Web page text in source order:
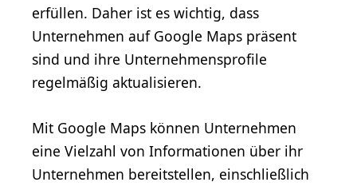
erfüllen. Daher ist es wichtig, dass
Unternehmen auf Google Maps präsent
sind und ihre Unternehmensprofile
regelmäßig aktualisieren.
Mit Google Maps können Unternehmen
eine Vielzahl von Informationen über ihr
Unternehmen bereitstellen, einschließlich